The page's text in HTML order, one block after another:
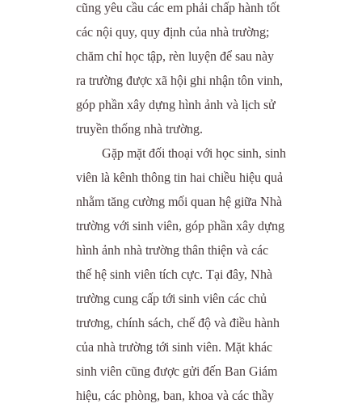
cũng yêu cầu các em phải chấp hành tốt
các nội quy, quy định của nhà trường;
chăm chỉ học tập, rèn luyện để sau này
ra trường được xã hội ghi nhận tôn vinh,
góp phần xây dựng hình ảnh và lịch sử
truyền thống nhà trường.
Gặp mặt đối thoại với học sinh, sinh
viên là kênh thông tin hai chiều hiệu quả
nhằm tăng cường mối quan hệ giữa Nhà
trường với sinh viên, góp phần xây dựng
hình ảnh nhà trường thân thiện và các
thế hệ sinh viên tích cực. Tại đây, Nhà
trường cung cấp tới sinh viên các chủ
trương, chính sách, chế độ và điều hành
của nhà trường tới sinh viên. Mặt khác
sinh viên cũng được gửi đến Ban Giám
hiệu, các phòng, ban, khoa và các thầy